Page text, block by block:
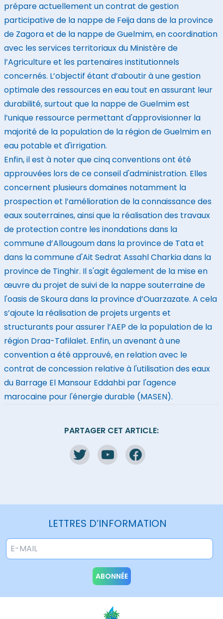
prépare actuellement un contrat de gestion
participative de la nappe de Feija dans de la province
de Zagora et de la nappe de Guelmim, en coordination
avec les services territoriaux du Ministère de
l’Agriculture et les partenaires institutionnels
concernés. L’objectif étant d’aboutir à une gestion
optimale des ressources en eau tout en assurant leur
durabilité, surtout que la nappe de Guelmim est
l’unique ressource permettant d'approvisionner la
majorité de la population de la région de Guelmim en
eau potable et d'irrigation.
Enfin, il est à noter que cinq conventions ont été
approuvées lors de ce conseil d'administration. Elles
concernent plusieurs domaines notamment la
prospection et l’amélioration de la connaissance des
eaux souterraines, ainsi que la réalisation des travaux
de protection contre les inondations dans la
commune d’Allougoum dans la province de Tata et
dans la commune d'Ait Sedrat Assahl Charkia dans la
province de Tinghir. Il s'agit également de la mise en
œuvre du projet de suivi de la nappe souterraine de
l'oasis de Skoura dans la province d’Ouarzazate. A cela
s’ajoute la réalisation de projets urgents et
structurants pour assurer l’AEP de la population de la
région Draa-Tafilalet. Enfin, un avenant à une
convention a été approuvé, en relation avec le
contrat de concession relative à l'utilisation des eaux
du Barrage El Mansour Eddahbi par l'agence
marocaine pour l'énergie durable (MASEN).
PARTAGER CET ARTICLE:
LETTRES D’INFORMATION
ABONNÉE